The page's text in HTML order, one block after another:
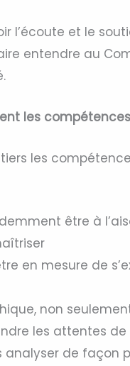
l’écoute et le
entendre au
les
les
être à
en mesure de
non
les attentes
analyser de façon